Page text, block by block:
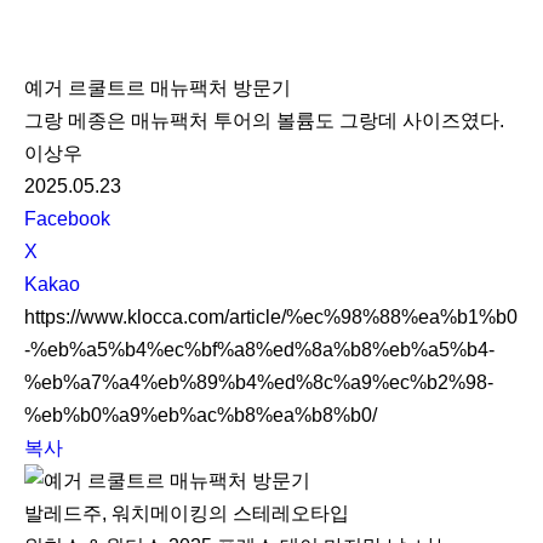
O
C
예거 르쿨트르 매뉴팩처 방문기
그랑 메종은 매뉴팩처 투어의 볼륨도 그랑데 사이즈였다.
이상우
2025.05.23
S
N
S
S
h
a
r
e
Facebook
X
Kakao
https://www.klocca.com/article/%ec%98%88%ea%b1%b0
-%eb%a5%b4%ec%bf%a8%ed%8a%b8%eb%a5%b4-
%eb%a7%a4%eb%89%b4%ed%8c%a9%ec%b2%98-
%eb%b0%a9%eb%ac%b8%ea%b8%b0/
복사
발레드주, 워치메이킹의 스테레오타입